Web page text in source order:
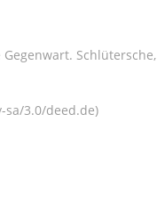
sa/3.0/deed.de)